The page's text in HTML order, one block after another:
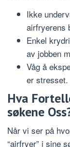
Ikke
airfryerens
Enkel
av jobben
Våg å
er stresset.
Hva
søkene
Når vi ser på
“airfryer” i sine